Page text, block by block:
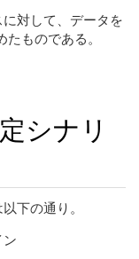
対して、データを
ものである。
シナリ
下の通り。